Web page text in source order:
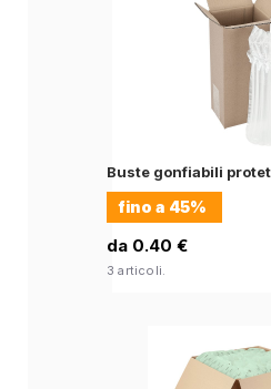
Buste gonfiabili
fino a 45%
da 0.40 €
3 articoli.